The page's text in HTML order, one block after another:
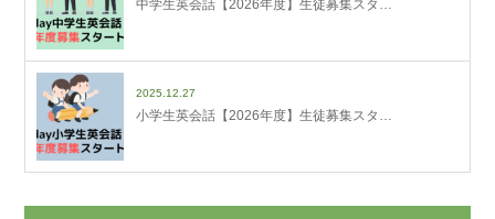
中学生英会話【2026年度】生徒募集スタ…
2025.12.27
小学生英会話【2026年度】生徒募集スタ…